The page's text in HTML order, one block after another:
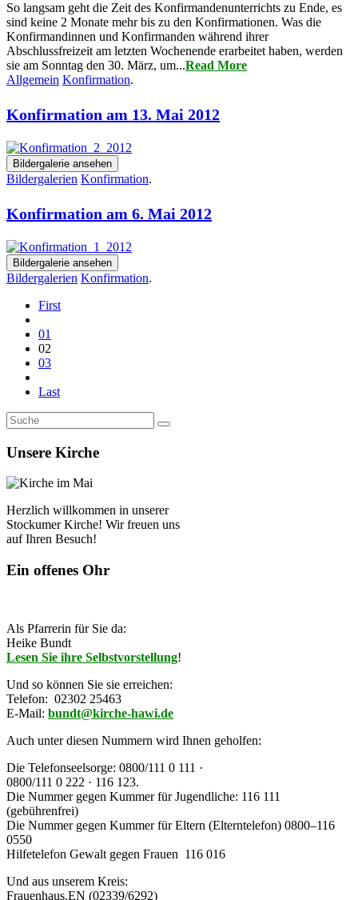
So langsam geht die Zeit des Konfirmandenunterrichts zu Ende, es
sind keine 2 Monate mehr bis zu den Konfirmationen. Was die
Konfirmandinnen und Konfirmanden während ihrer
Abschlussfreizeit am letzten Wochenende erarbeitet haben, werden
sie am Sonntag den 30. März, um...Read More
Allgemein Konfirmation.
Konfirmation am 13. Mai 2012
Bildergalerie ansehen
Bildergalerien Konfirmation.
Konfirmation am 6. Mai 2012
Bildergalerie ansehen
Bildergalerien Konfirmation.
First
01
02
03
Last
Unsere Kirche
Herzlich willkommen in unserer
Stockumer Kirche! Wir freuen uns
auf Ihren Besuch!
Ein offenes Ohr
Als Pfarrerin für Sie da:
Heike Bundt
Lesen Sie ihre Selbstvorstellung!
Und so können Sie sie erreichen:
Telefon: 02302 25463
E-Mail: bundt@kirche-hawi.de
Auch unter diesen Nummern wird Ihnen geholfen:
Die Telefonseelsorge: 0800/111 0 111 ·
0800/111 0 222 · 116 123.
Die Nummer gegen Kummer für Jugendliche: 116 111
(gebührenfrei)
Die Nummer gegen Kummer für Eltern (Elterntelefon) 0800–116
0550
Hilfetelefon Gewalt gegen Frauen 116 016
Und aus unserem Kreis:
Frauenhaus.EN (02339/6292)